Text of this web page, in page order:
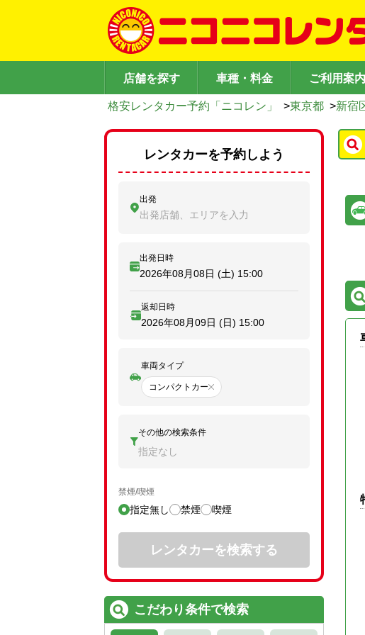
店舗を探す 車種・料金 ご利用案内
格安レンタカー予約「ニコレン」 >東京都 >新宿
レンタカーを予約しよう
出発
出発店舗、エリアを入力
出発日時
2026年08月08日 (土) 15:00
返却日時
2026年08月09日 (日) 15:00
車両タイプ
コンパクトカー
その他の検索条件
指定なし
禁煙/喫煙
指定無し 禁煙 喫煙
レンタカーを検索する
こだわり条件で検索